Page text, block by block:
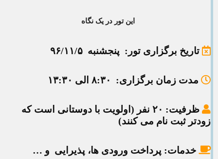
این تور در یک نگاه
تاریخ برگزاری تور : پنجشنبه ۹۶/۱۱/۵
مدت زمان برگزاری: ۸:۳۰ الی ۱۳:۳۰
ظرفیت
: ۲۰ نفر (اولویت با دوستانی است که
زودتر ثبت نام می کنند)
خدمات: پرداخت ورودی ها، پذیرایی و …